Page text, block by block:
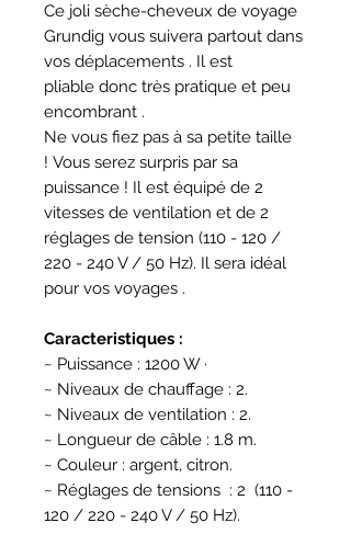
Ce joli sèche-cheveux de voyage
Grundig vous suivera partout dans
vos déplacements . Il est
pliable donc très pratique et peu
encombrant .
Ne vous fiez pas à sa petite taille
! Vous serez surpris par sa
puissance ! Il est équipé de 2
vitesses de ventilation et de 2
réglages de tension (110 - 120 /
220 - 240 V / 50 Hz). Il sera idéal
pour vos voyages .
Caracteristiques :
~ Puissance : 1200 W ·
~ Niveaux de chauffage : 2.
~ Niveaux de ventilation : 2.
~ Longueur de câble : 1.8 m.
~ Couleur : argent, citron.
~ Réglages de tensions : 2 (110 -
120 / 220 - 240 V / 50 Hz).